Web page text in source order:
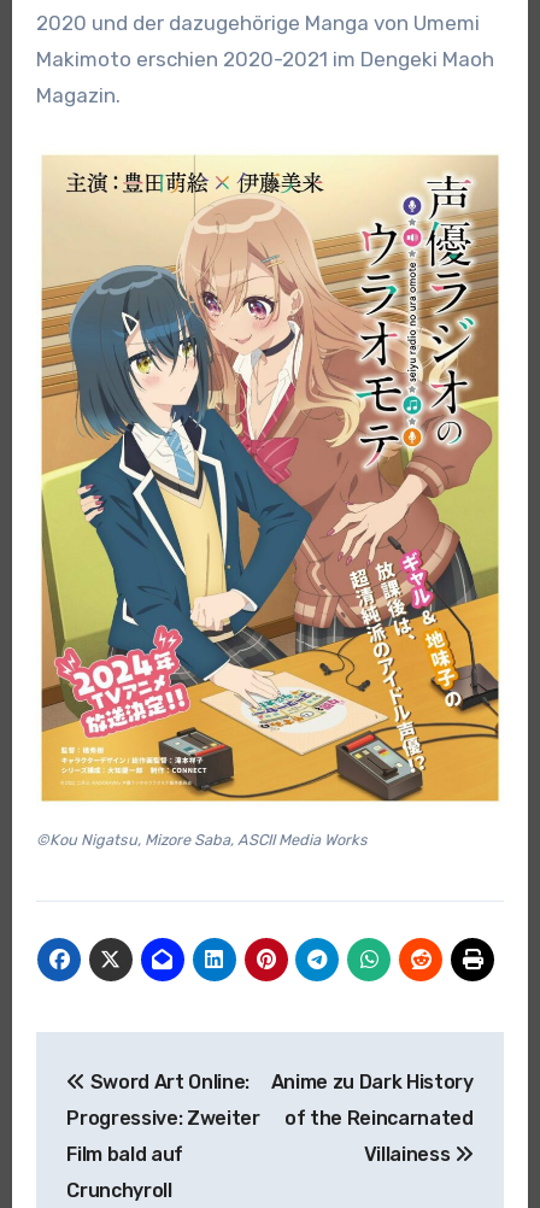
2020 und der dazugehörige Manga von Umemi
Makimoto erschien 2020-2021 im Dengeki Maoh
Magazin.
©Kou Nigatsu, Mizore Saba, ASCII Media Works
Sword Art Online:
Progressive: Zweiter
Film bald auf
Crunchyroll
Anime zu Dark History
of the Reincarnated
Villainess